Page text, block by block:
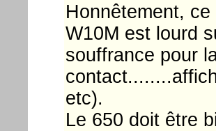
Honnêtement,
W10M est lourd
souffrance pour
etc).
Le 650 doit être